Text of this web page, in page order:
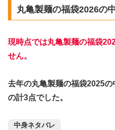
丸亀製麺の福袋2026の
現時点では丸亀製麺の福袋
せん。
去年の丸亀製麺の福袋2025
の計3点でした。
中身ネタバレ